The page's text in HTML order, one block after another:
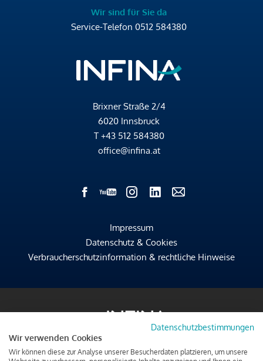
Wir sind für Sie da
Service-Telefon 0512 584380
Brixner Straße 2/4
6020 Innsbruck
T +43 512 584380
office@infina.at
Impressum
Datenschutz & Cookies
Verbraucherschutzinformation & rechtliche Hinweise
Datenschutzbestimmungen
Wir verwenden Cookies
Wir können diese zur Analyse unserer Besucherdaten platzieren, um unsere